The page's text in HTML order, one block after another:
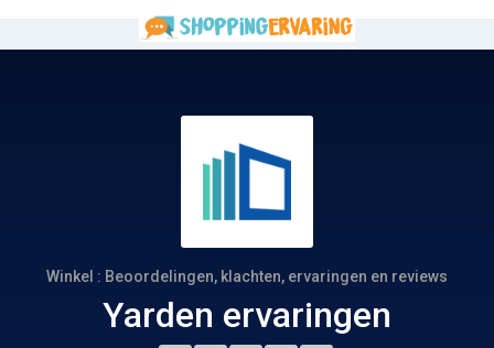
Winkel : Beoordelingen, klachten, ervaringen en reviews
Yarden ervaringen